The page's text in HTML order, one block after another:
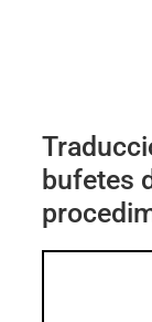
bufetes